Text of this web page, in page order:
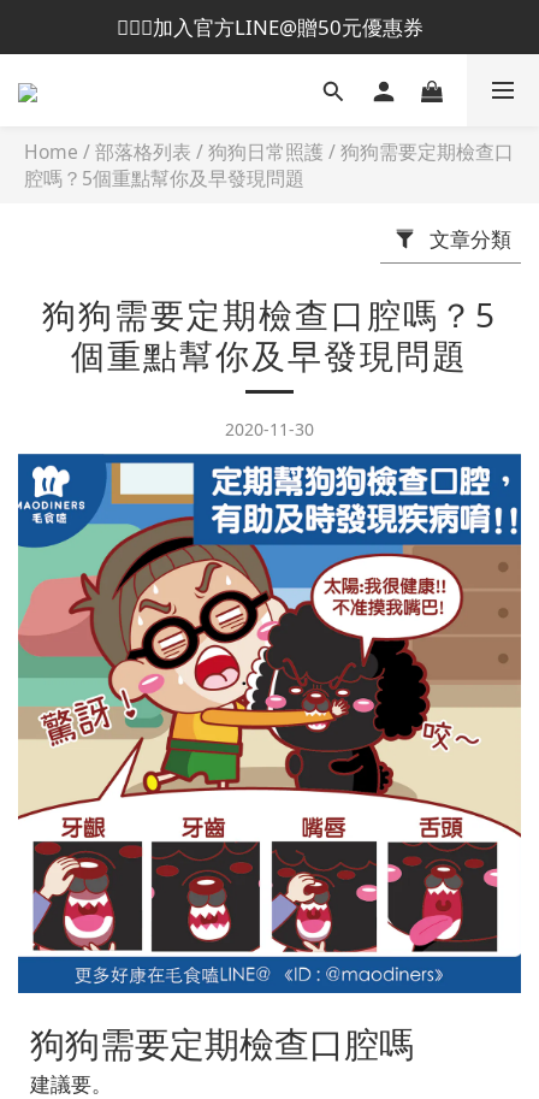
😎加入會員即贈50元購物金
💁🏻‍♀️加入官方LINE@贈50元優惠券
😎加入會員即贈50元購物金
Home /部落格列表 /狗狗日常照護 /狗狗需要定期檢查口
腔嗎？5個重點幫你及早發現問題
文章分類
狗狗需要定期檢查口腔嗎？5
個重點幫你及早發現問題
2020-11-30
狗狗需要定期檢查口腔嗎
建議要。